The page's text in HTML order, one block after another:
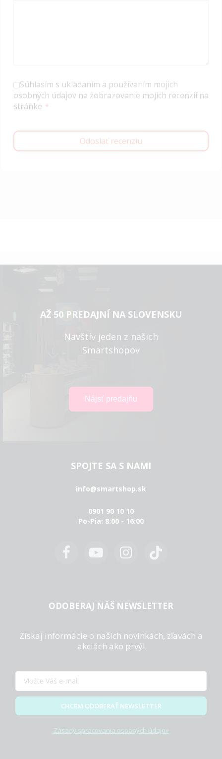
Súhlasím s ukladaním a používaním mojich
osobných údajov na zobrazovanie mojich recenzií na
stránke
Odoslať recenziu
AŽ 50 PREDAJNÍ NA SLOVENSKU
Navštív jeden z našich
Smartshopov
SPOJTE SA S NAMI
info@smartshop.sk
0901 90 10 10
Po-Pia: 8:00 - 16:00
ODOBERAJ NÁŠ NEWSLETTER
Získaj informácie o našich novinkách, zľavách a
akciách ako prvý!
CHCEM ODOBERAŤ NEWSLETTER
Zásady spracovania osobných údajov